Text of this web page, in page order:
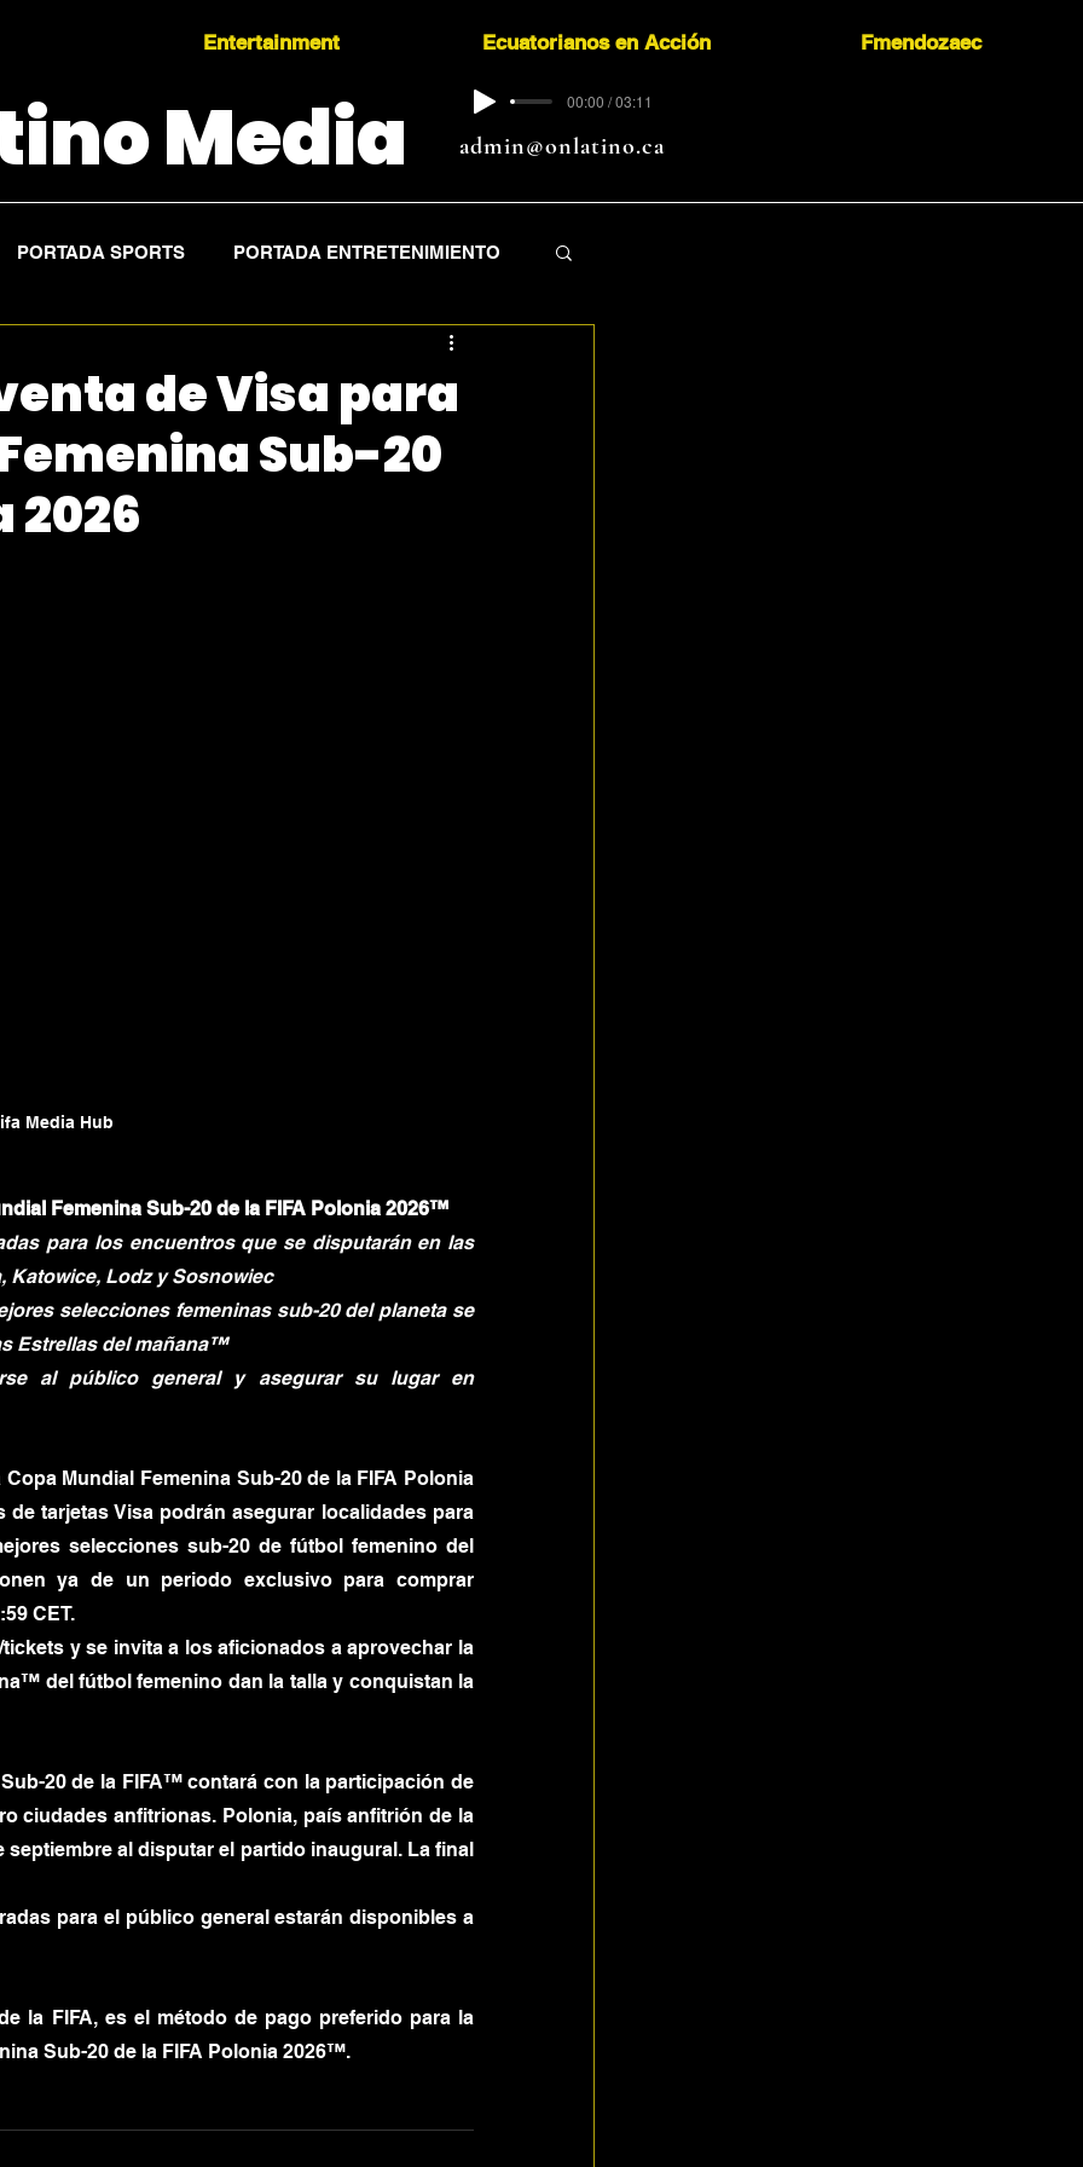
Entertainment Ecuatorianos en Acción Fmendozaec
Media admin@onlatino.ca
00:00 / 03:11
PORTADA SPORTS PORTADA ENTRETENIMIENTO
de Visa para
Sub-20
2026
Media Hub
Femenina Sub-20 de la FIFA Polonia 2026™
para los encuentros que se disputarán en las
Katowice, Lodz y Sosnowiec
selecciones femeninas sub-20 del planeta se
Estrellas del mañana™
Los clientes de Visa podrán adelantarse al público general y asegurar su lugar en
Mundial Femenina Sub-20 de la FIFA Polonia
tarjetas Visa podrán asegurar localidades para
selecciones sub-20 de fútbol femenino del
ya de un periodo exclusivo para comprar
CET.
tickets y se invita a los aficionados a aprovechar la
del fútbol femenino dan la talla y conquistan la
20 de la FIFA™ contará con la participación de
ciudades anfitrionas. Polonia, país anfitrión de la
al disputar el partido inaugural. La final
para el público general estarán disponibles a
la FIFA, es el método de pago preferido para la
Sub-20 de la FIFA Polonia 2026™.